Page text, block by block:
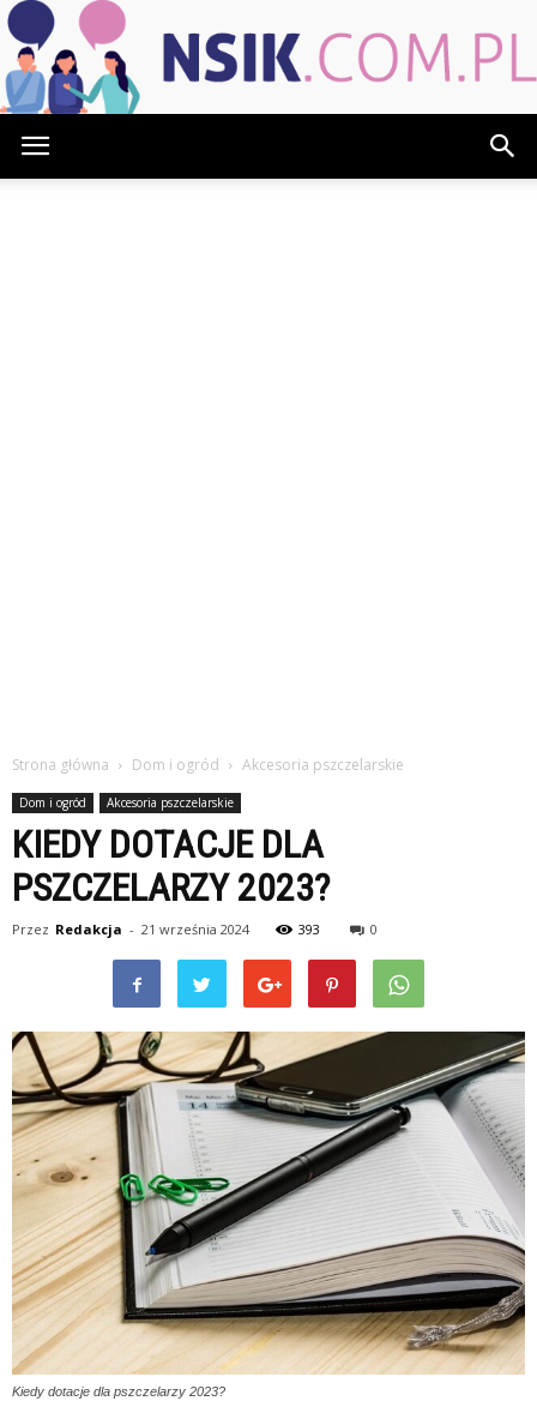
Strona główna Dom i ogród Akcesoria pszczelarskie
Dom i ogród Akcesoria pszczelarskie
KIEDY DOTACJE DLA
PSZCZELARZY 2023?
Przez Redakcja - 21 września 2024 393 0
Kiedy dotacje dla pszczelarzy 2023?